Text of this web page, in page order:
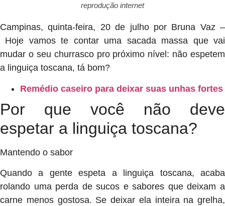
reprodução internet
Campinas, quinta-feira, 20 de julho por Bruna Vaz –
Hoje vamos te contar uma sacada massa que vai
mudar o seu churrasco pro próximo nível: não espetem
a linguiça toscana, tá bom?
Remédio caseiro para deixar suas unhas fortes
Por que você não deve
espetar a linguiça toscana?
Mantendo o sabor
Quando a gente espeta a linguiça toscana, acaba
rolando uma perda de sucos e sabores que deixam a
carne menos gostosa. Se deixar ela inteira na grelha,